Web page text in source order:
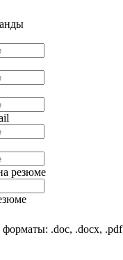
резюме
.doc, .docx,